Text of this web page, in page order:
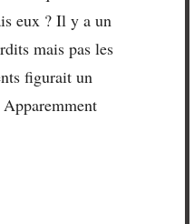
eux ? Il y a un
mais pas les
figurait un
Apparemment